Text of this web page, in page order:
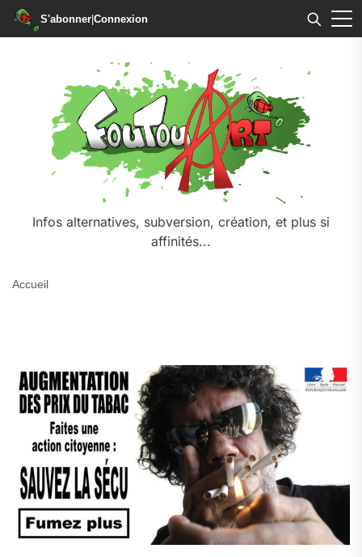
S'abonner|Connexion
Infos alternatives, subversion, création, et plus si
affinités...
Accueil